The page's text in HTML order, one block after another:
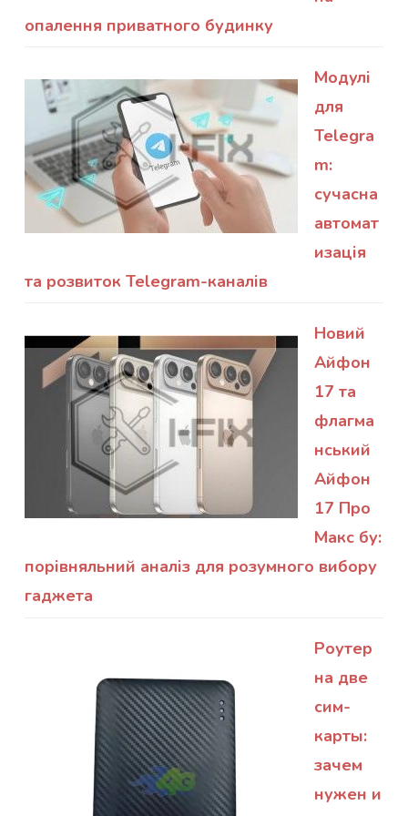
опалення приватного будинку
Модулі
для
Telegra
m:
сучасна
автомат
изація
та розвиток Telegram-каналів
Новий
Айфон
17 та
флагма
нський
Айфон
17 Про
Макс бу:
порівняльний аналіз для розумного вибору
гаджета
Роутер
на две
сим-
карты:
зачем
нужен и